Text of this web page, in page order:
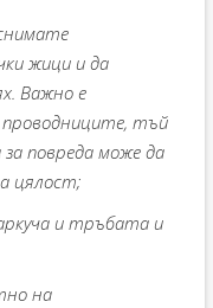
жици и да
Важно е
тъй
повреда може да
цялост;
и тръбата и
на